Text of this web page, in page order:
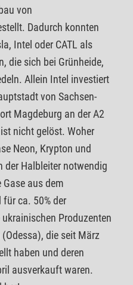
von
Dadurch konnten
Intel oder CATL als
die sich bei Grünheide,
Allein Intel investiert
von Sachsen-
Magdeburg an der A2
nicht gelöst. Woher
Neon, Krypton und
der Halbleiter notwendig
aus dem
ca. 50% der
Produzenten
die seit März
haben und deren
ausverkauft waren.